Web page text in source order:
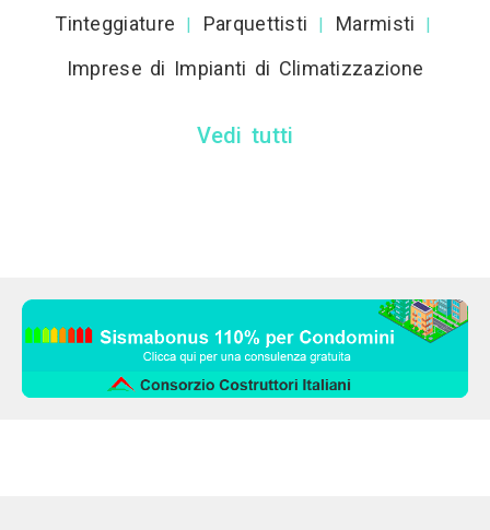
Tinteggiature
| Parquettisti | Marmisti |
Imprese di Impianti di Climatizzazione
Vedi tutti